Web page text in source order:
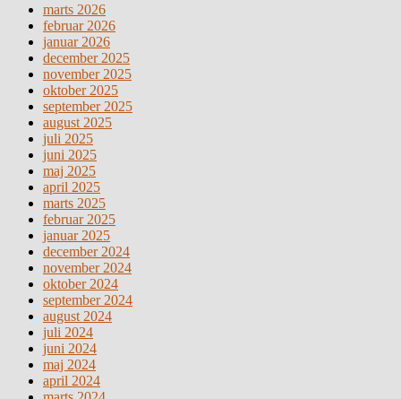
marts 2026
februar 2026
januar 2026
december 2025
november 2025
oktober 2025
september 2025
august 2025
juli 2025
juni 2025
maj 2025
april 2025
marts 2025
februar 2025
januar 2025
december 2024
november 2024
oktober 2024
september 2024
august 2024
juli 2024
juni 2024
maj 2024
april 2024